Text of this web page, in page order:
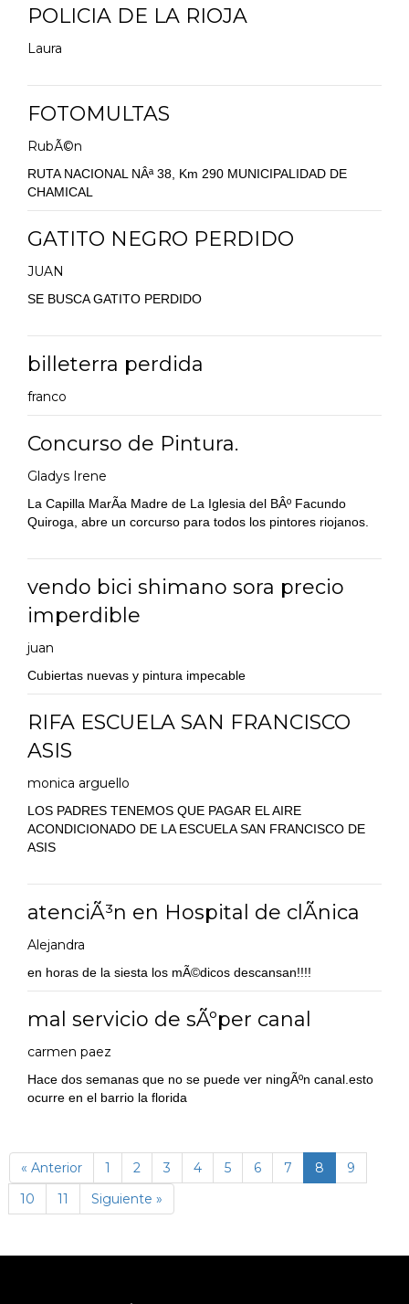
POLICIA DE LA RIOJA
Laura
FOTOMULTAS
RubÃ©n
RUTA NACIONAL NÂª 38, Km 290 MUNICIPALIDAD DE
CHAMICAL
GATITO NEGRO PERDIDO
JUAN
SE BUSCA GATITO PERDIDO
billeterra perdida
franco
Concurso de Pintura.
Gladys Irene
La Capilla MarÃ­a Madre de La Iglesia del BÂº Facundo
Quiroga, abre un corcurso para todos los pintores riojanos.
vendo bici shimano sora precio
imperdible
juan
Cubiertas nuevas y pintura impecable
RIFA ESCUELA SAN FRANCISCO
ASIS
monica arguello
LOS PADRES TENEMOS QUE PAGAR EL AIRE
ACONDICIONADO DE LA ESCUELA SAN FRANCISCO DE
ASIS
atenciÃ³n en Hospital de clÃ­nica
Alejandra
en horas de la siesta los mÃ©dicos descansan!!!!
mal servicio de sÃºper canal
carmen paez
Hace dos semanas que no se puede ver ningÃºn canal.esto
ocurre en el barrio la florida
« Anterior 1 2 3 4 5 6 7 8 (página
actual)
9
10
11 Siguiente »